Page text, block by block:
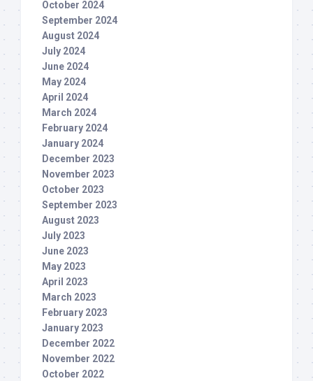
October 2024
September 2024
August 2024
July 2024
June 2024
May 2024
April 2024
March 2024
February 2024
January 2024
December 2023
November 2023
October 2023
September 2023
August 2023
July 2023
June 2023
May 2023
April 2023
March 2023
February 2023
January 2023
December 2022
November 2022
October 2022